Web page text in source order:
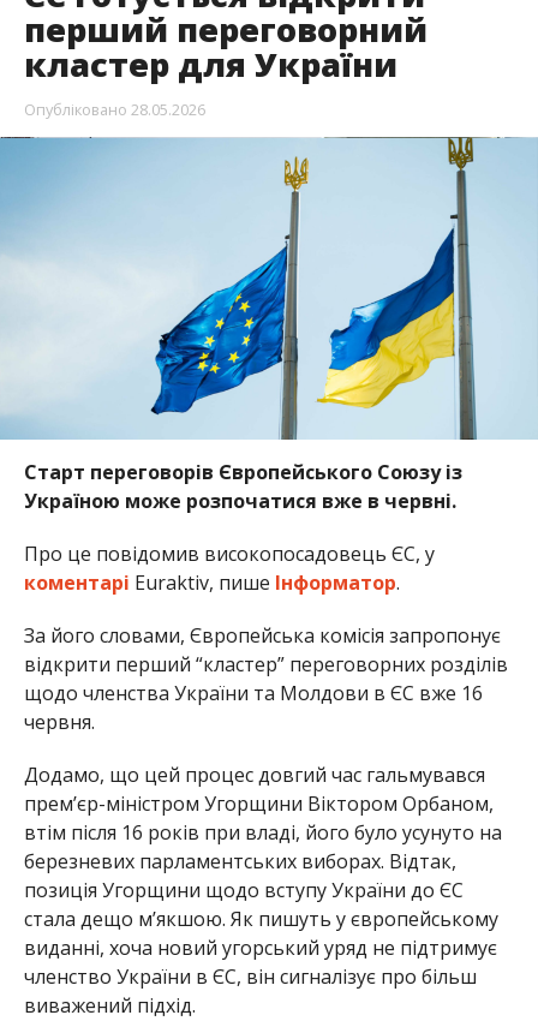
перший переговорний
кластер для України
Опубліковано 28.05.2026
Старт переговорів Європейського Союзу із
Україною може розпочатися вже в червні.
Про це повідомив високопосадовець ЄС, у
коментарі Euraktiv, пише Інформатор.
За його словами, Європейська комісія запропонує
відкрити перший “кластер” переговорних розділів
щодо членства України та Молдови в ЄС вже 16
червня.
Додамо, що цей процес довгий час гальмувався
прем’єр-міністром Угорщини Віктором Орбаном,
втім після 16 років при владі, його було усунуто на
березневих парламентських виборах. Відтак,
позиція Угорщини щодо вступу України до ЄС
стала дещо м’якшою. Як пишуть у європейському
виданні, хоча новий угорський уряд не підтримує
членство України в ЄС, він сигналізує про більш
виважений підхід.